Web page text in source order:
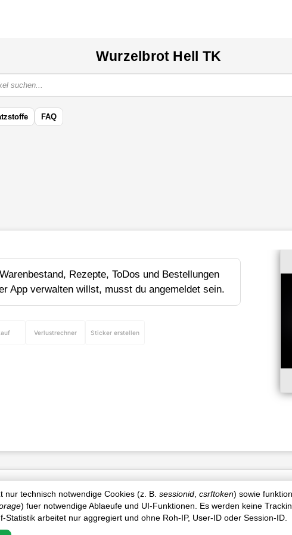
nur technisch notwendige Cookies (z. B. sessionid csrftoken) sowie
) fuer notwendige Ablaeufe und UI-Funktionen. Es werden keine
Statistik arbeitet nur aggregiert und ohne Roh-IP, User-ID oder Session-ID.
Wurzelbrot Hell TK
FAQ
Rezepte, ToDos und Bestellungen
App verwalten willst, musst du angemeldet sein.
Verlustrechner Sticker erstellen